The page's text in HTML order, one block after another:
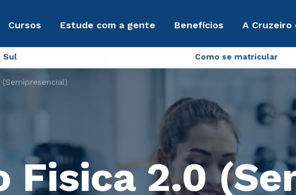
Cursos Estude com a gente Benefícios A Cruzeiro
Sul Como se matricular
Fisica 2.0